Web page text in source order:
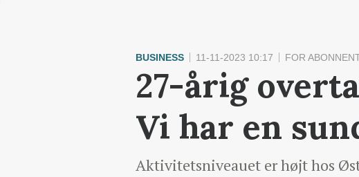
BUSINESS 11-11-2023 10:17 FOR
27-årig
Vi har en
Aktivitetsniveauet er højt hos